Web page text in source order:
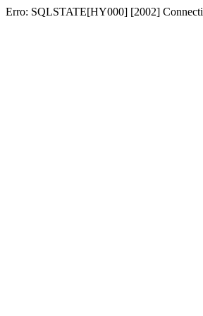
Erro: SQLSTATE[HY000] [2002]